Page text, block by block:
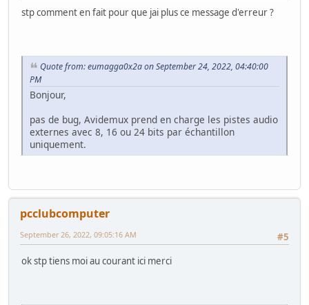
stp comment en fait pour que jai plus ce message d'erreur ?
Quote from: eumagga0x2a on September 24, 2022, 04:40:00
PM
Bonjour,
pas de bug, Avidemux prend en charge les pistes audio
externes avec 8, 16 ou 24 bits par échantillon
uniquement.
pcclubcomputer
#5
September 26, 2022, 09:05:16 AM
ok stp tiens moi au courant ici merci